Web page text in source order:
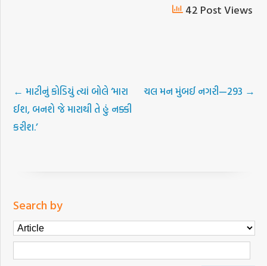
42 Post Views
← માટીનું કોડિયું ત્યાં બોલે ‘મારા
ઈશ, બનશે જે મારાથી તે હું નક્કી
કરીશ.’
ચલ મન મુંબઈ નગરી—293 →
Search by